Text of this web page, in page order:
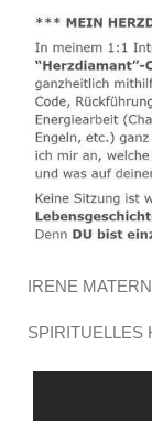
IRENE
SPIRITUELLES